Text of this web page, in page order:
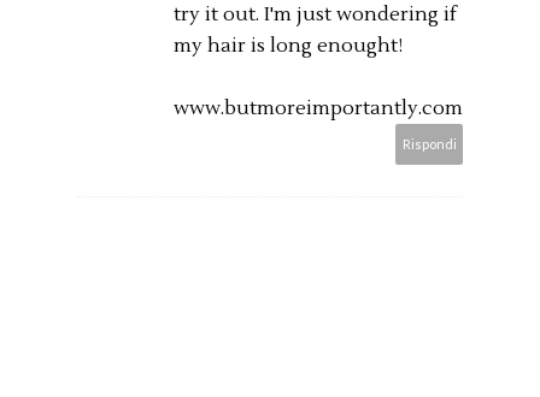
try it out. I'm just wondering if
my hair is long enought!
www.butmoreimportantly.com
Rispondi